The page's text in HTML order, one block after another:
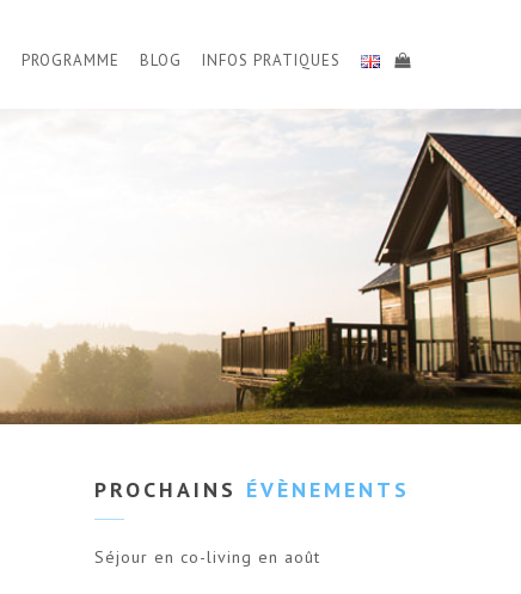
PROGRAMME BLOG INFOS PRATIQUES
PROCHAINS ÉVÈNEMENTS
Séjour en co-living en août